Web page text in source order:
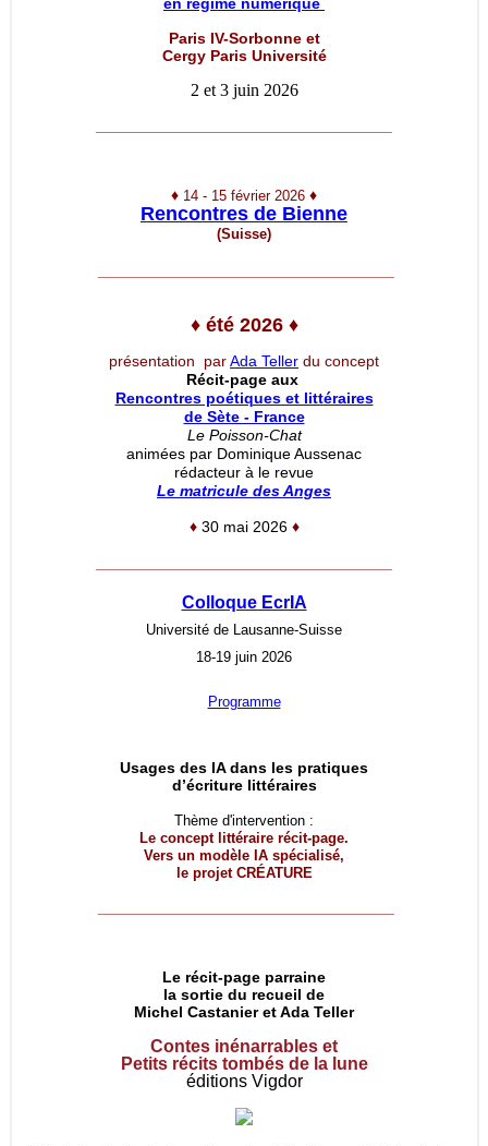
Paris IV-Sorbonne et
Cergy Paris Université
2 et 3 juin 2026
♦ 14 - 15 février 2026 ♦
Rencontres de Bienne
(Suisse)
♦été 2026 ♦
présentation parAda Teller du concept
Récit-page aux
Rencontres poétiques et littéraires
de Sète - France
Le Poisson-Chat
animées par Dominique Aussenac
rédacteur à le revue
Le matricule des Anges
♦ 30 mai 2026 ♦
Colloque EcrIA
Université de Lausanne-Suisse
18-19 juin 2026
Programme
Usages des IA dans les pratiques
d’écriture littéraires
Thème d'intervention :
Le concept littéraire récit-page.
Vers un modèle IA spécialisé,
le projet CRÉATURE
Le récit-page parraine
la sortie du recueil de
Michel Castanier et Ada Teller
Contes inénarrables et
Petits récits tombés de la lune
éditions Vigdor